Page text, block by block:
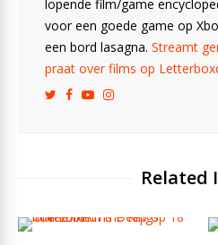
lopende film/game
voor een goede game op
een bord lasagna. Streamt
praat over films op
Related